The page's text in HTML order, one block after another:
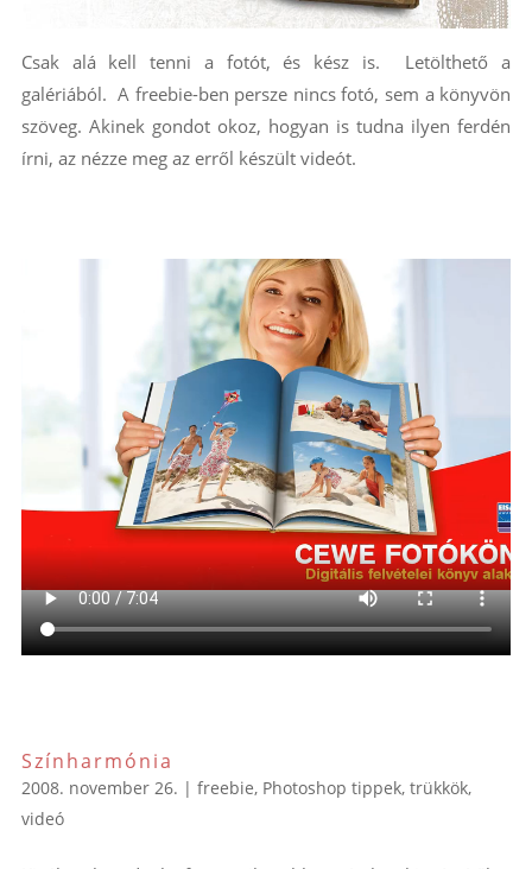
Csak alá kell tenni a fotót, és kész is. Letölthető a
galériából. A freebie-ben persze nincs fotó, sem a könyvön
szöveg. Akinek gondot okoz, hogyan is tudna ilyen ferdén
írni, az nézze meg az erről készült videót.
Színharmónia
2008. november 26. | freebie, Photoshop tippek, trükkök,
videó